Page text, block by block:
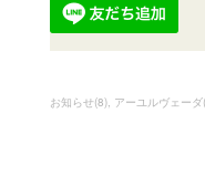
お知らせ(8) アーユルヴェーダ(